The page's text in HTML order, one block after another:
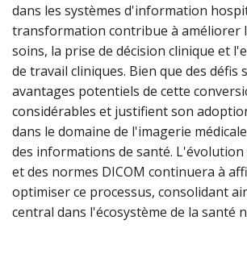
dans les systèmes d'information
transformation contribue à améliorer
soins, la prise de décision clinique et
de travail cliniques. Bien que des défis
avantages potentiels de cette
considérables et justifient son
dans le domaine de l'imagerie
des informations de santé.
et des normes DICOM continuera à
optimiser ce processus, consolidant
central dans l'écosystème de la santé